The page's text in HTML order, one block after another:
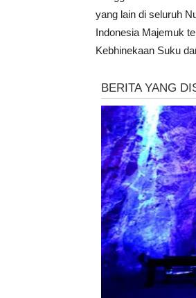
yang lain di seluruh
Indonesia Majemuk
Kebhinekaan Suku